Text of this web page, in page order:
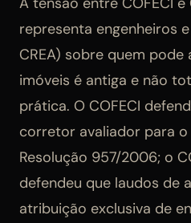
representa engenheiros
CREA) sobre quem
imóveis é antiga e não
prática. O COFECI
corretor avaliador para o
Resolução 957/2006; o
defendeu que laudos de
atribuição exclusiva de